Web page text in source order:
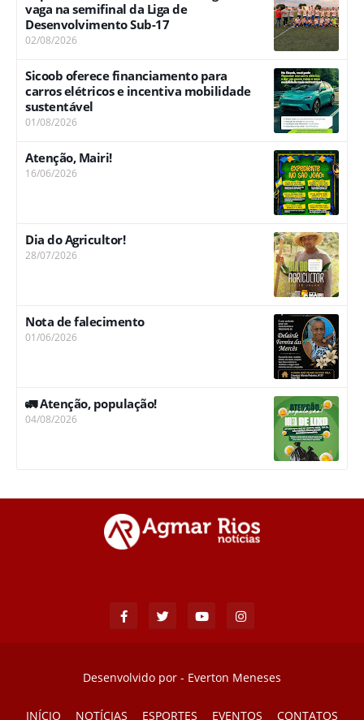
vaga na semifinal da Liga de
Desenvolvimento Sub-17
02/08/2026
Sicoob oferece financiamento para
carros elétricos e incentiva mobilidade
sustentável
01/08/2026
Atenção, Mairi!
16/06/2026
Dia do Agricultor!
28/07/2026
Nota de falecimento
01/06/2026
🚛 Atenção, população!
04/08/2026
Desenvolvido por - Everton Meneses
INÍCIO NOTÍCIAS ESPORTES EVENTOS CONTATOS